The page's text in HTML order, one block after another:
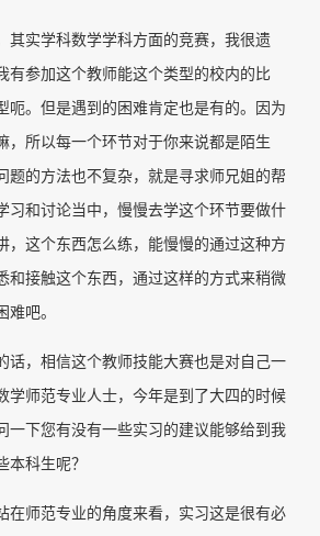
其实学科数学学科方面的竞赛，我很遗
有参加这个教师能这个类型的校内的比
呃。但是遇到的困难肯定也是有的。因为
，所以每一个环节对于你来说都是陌生
题的方法也不复杂，就是寻求师兄姐的帮
习和讨论当中，慢慢去学这个环节要做什
，这个东西怎么练，能慢慢的通过这种方
和接触这个东西，通过这样的方式来稍微
吧。
话，相信这个教师技能大赛也是对自己一
学师范专业人士，今年是到了大四的时候
一下您有没有一些实习的建议能够给到我
本科生呢？
在师范专业的角度来看，实习这是很有必